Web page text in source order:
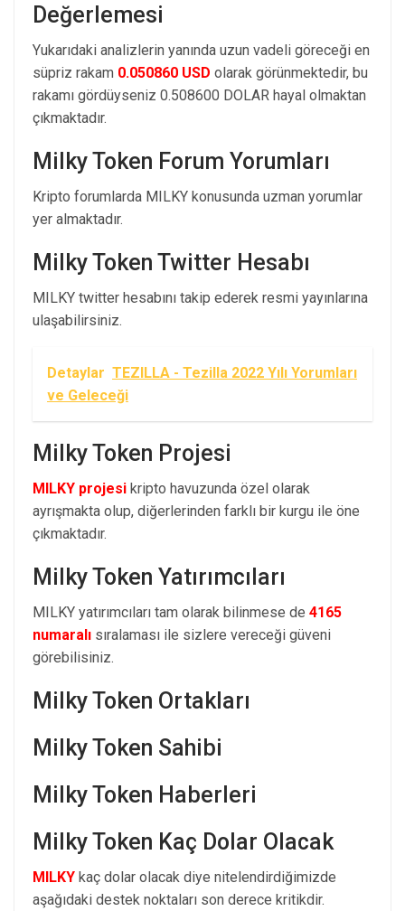
Değerlemesi
Yukarıdaki analizlerin yanında uzun vadeli göreceği en
süpriz rakam 0.050860 USD olarak görünmektedir, bu
rakamı gördüyseniz 0.508600 DOLAR hayal olmaktan
çıkmaktadır.
Milky Token Forum Yorumları
Kripto forumlarda MILKY konusunda uzman yorumlar
yer almaktadır.
Milky Token Twitter Hesabı
MILKY twitter hesabını takip ederek resmi yayınlarına
ulaşabilirsiniz.
Detaylar TEZILLA - Tezilla 2022 Yılı Yorumları
ve Geleceği
Milky Token Projesi
MILKY projesi kripto havuzunda özel olarak
ayrışmakta olup, diğerlerinden farklı bir kurgu ile öne
çıkmaktadır.
Milky Token Yatırımcıları
MILKY yatırımcıları tam olarak bilinmese de 4165
numaralı sıralaması ile sizlere vereceği güveni
görebilisiniz.
Milky Token Ortakları
Milky Token Sahibi
Milky Token Haberleri
Milky Token Kaç Dolar Olacak
MILKY kaç dolar olacak diye nitelendirdiğimizde
aşağıdaki destek noktaları son derece kritikdir.